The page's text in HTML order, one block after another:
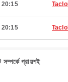
20:15
20:15
প্রায়শই